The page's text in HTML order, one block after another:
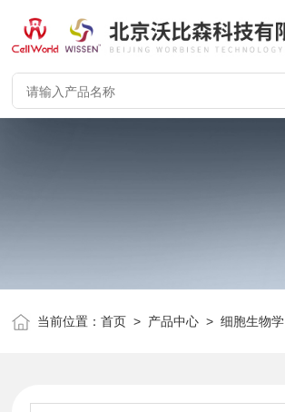
当前位置：首页 > 产品中心 >细胞生物学